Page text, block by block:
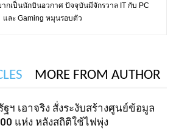
ากเป็นนักบินอวกาศ ปัจจุบันมีจักรวาล IT กับ PC
และ Gaming หมุนรอบตัว
MORE FROM AUTHOR
ฐฯ เอาจริง สั่งระงับสร้างศูนย์ข้อมูล
แห่ง หลังสถิติใช้ไฟพุ่ง